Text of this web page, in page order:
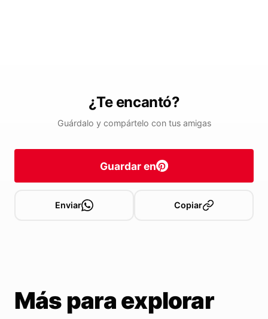
¿Te encantó?
Guárdalo y compártelo con tus amigas
Guardar en
Enviar Copiar
Más para explorar